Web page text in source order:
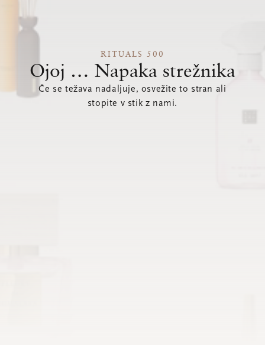
RITUALS 500
Ojoj … Napaka strežnika
Če se težava nadaljuje, osvežite to stran ali
stopite v stik z nami.